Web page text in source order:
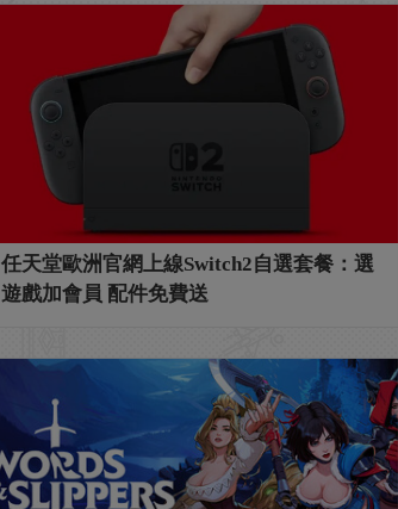
任天堂歐洲官網上線Switch2自選套餐：選
遊戲加會員 配件免費送